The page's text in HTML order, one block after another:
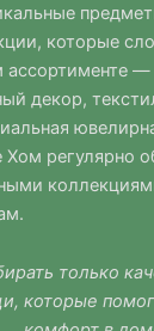
которые
ассортименте —
декор,
регулярно
только
которые